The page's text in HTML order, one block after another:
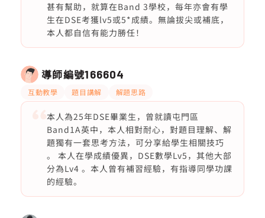
甚有幫助，就算在Band 3學校，每年亦會有學
生在DSE考獲lv5或5*成績。無論拔尖或補底，
本人都自信有能力勝任！
導師編號166604
互動教學 題目講解 解題思路
本人為25年DSE畢業生，曾就讀屯門區
Band1A英中，本人相對耐心，對題目理解、解
題獨有一套思考方法，可分享給學生相關技巧
。 本人在學成績優異，DSE數學Lv5，其他大部
分為Lv4 。本人曾有補習經驗，有指導同學功課
的經驗。